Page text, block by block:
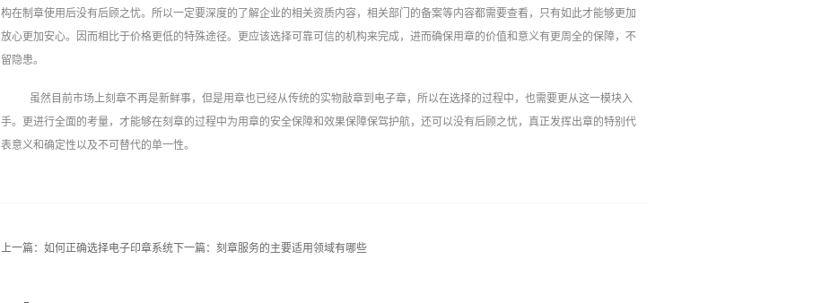
构在制章使用后没有后顾之忧。所以一定要深度的了解企业的相关资质内容，相关部门的备案等内容都需要查看，只有如此才能够更加
放心更加安心。因而相比于价格更低的特殊途径。更应该选择可靠可信的机构来完成，进而确保用章的价值和意义有更周全的保障，不
留隐患。
虽然目前市场上刻章不再是新鲜事，但是用章也已经从传统的实物敲章到电子章，所以在选择的过程中，也需要更从这一模块入
手。更进行全面的考量，才能够在刻章的过程中为用章的安全保障和效果保障保驾护航，还可以没有后顾之忧，真正发挥出章的特别代
表意义和确定性以及不可替代的单一性。
上一篇：如何正确选择电子印章系统 下一篇：刻章服务的主要适用领域有哪些